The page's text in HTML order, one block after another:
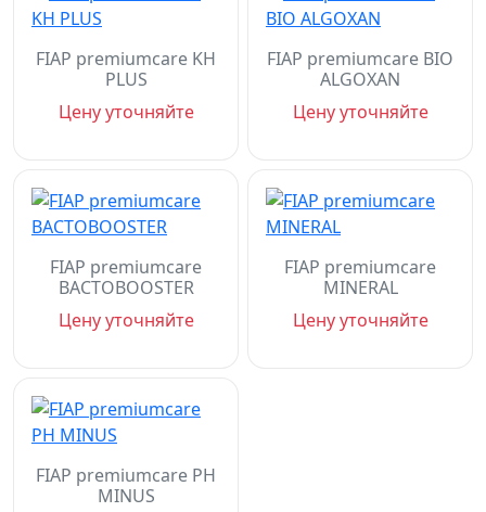
FIAP premiumcare KH
PLUS
Цену уточняйте
FIAP premiumcare BIO
ALGOXAN
Цену уточняйте
FIAP premiumcare
BACTOBOOSTER
Цену уточняйте
FIAP premiumcare
MINERAL
Цену уточняйте
FIAP premiumcare PH
MINUS